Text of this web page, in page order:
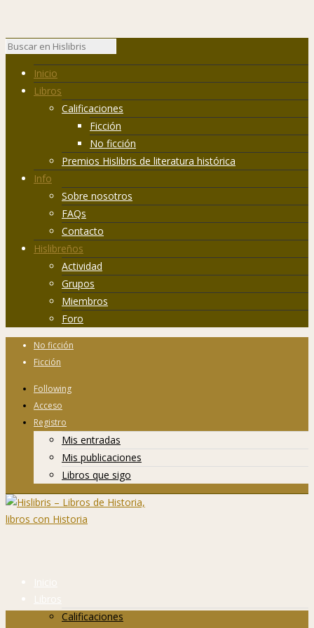
Inicio
Libros
Calificaciones
Ficción
No ficción
Premios Hislibris de literatura histórica
Info
Sobre nosotros
FAQs
Contacto
Hislibreños
Actividad
Grupos
Miembros
Foro
No ficción
Ficción
Following
Acceso
Registro
Mis entradas
Mis publicaciones
Libros que sigo
Inicio
Libros
Calificaciones